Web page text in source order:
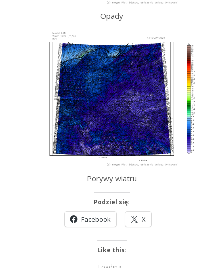
Opady
Porywy wiatru
Podziel się:
Facebook X
Like this: